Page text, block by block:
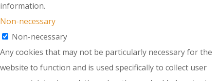
information.
Non-necessary
Non-necessary
Any cookies that may not be particularly necessary for the
website to function and is used specifically to collect user